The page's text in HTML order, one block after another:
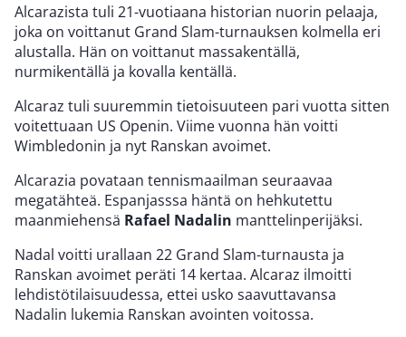
Alcarazista tuli 21-vuotiaana historian nuorin pelaaja,
joka on voittanut Grand Slam-turnauksen kolmella eri
alustalla. Hän on voittanut massakentällä,
nurmikentällä ja kovalla kentällä.
Alcaraz tuli suuremmin tietoisuuteen pari vuotta sitten
voitettuaan US Openin. Viime vuonna hän voitti
Wimbledonin ja nyt Ranskan avoimet.
Alcarazia povataan tennismaailman seuraavaa
megatähteä. Espanjasssa häntä on hehkutettu
maanmiehensä Rafael Nadalin manttelinperijäksi.
Nadal voitti urallaan 22 Grand Slam-turnausta ja
Ranskan avoimet peräti 14 kertaa. Alcaraz ilmoitti
lehdistötilaisuudessa, ettei usko saavuttavansa
Nadalin lukemia Ranskan avointen voitossa.